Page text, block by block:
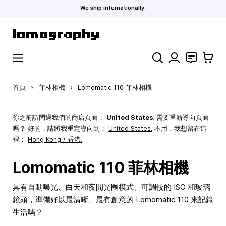
We ship internationally.
搜索 聯絡 購物車
首頁 › 菲林相機 › Lomomatic 110 菲林相機
你之前訪問過我們的商店頁面： United States. 需要重新導向頁面
嗎？ 好的，請將我重定導向到： United States. 不用，我想留在這
裡： Hong Kong / 香港.
Lomomatic 110 菲林相機
具有自動曝光、白天和夜間光圈模式、可調較的 ISO 和玻璃
鏡頭，準備好以最清晰、最有創意的 Lomomatic 110 來記錄
生活嗎？